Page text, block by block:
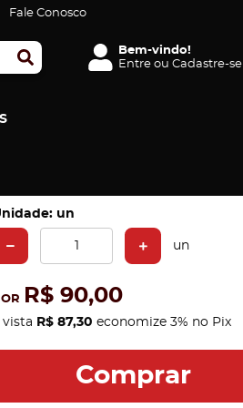
Fale Conosco
Bem-vindo!
Entreou Cadastre-se
un
un
R$ 90,00
vista R$ 87,30 economize3% no Pix
Comprar